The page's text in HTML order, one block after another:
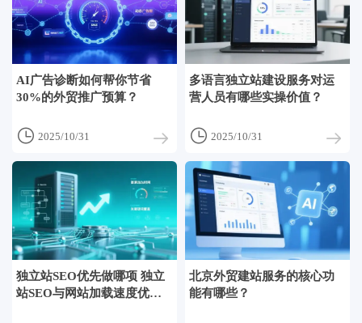
AI广告诊断如何帮你节省
30%的外贸推广预算？
 2025/10/31
多语言独立站建设服务对运
营人员有哪些实操价值？
 2025/10/31
独立站SEO优先做哪项 独立
站SEO与网站加载速度优化
北京外贸建站服务的核心功
能有哪些？